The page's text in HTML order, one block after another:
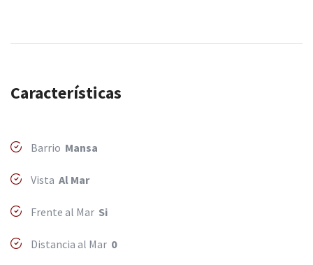
Características
Barrio Mansa
Vista Al Mar
Frente al Mar Si
Distancia al Mar 0